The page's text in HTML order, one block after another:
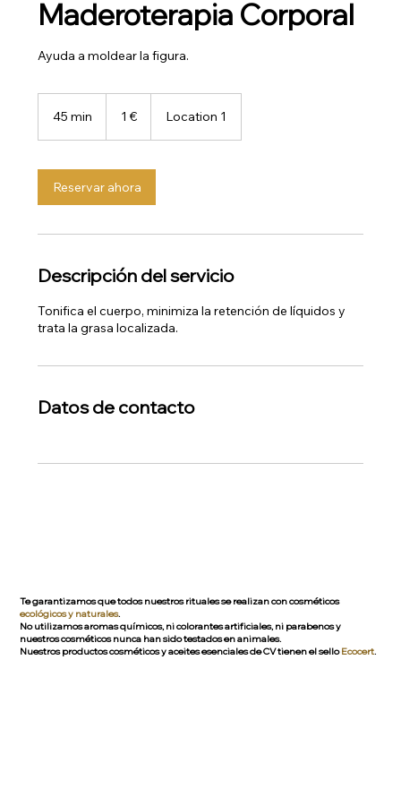
Te garantizamos que todos nuestros rituales se realizan con cosméticos
ecológicos y naturales.
No utilizamos aromas químicos, ni colorantes artificiales, ni parabenos y
nuestros cosméticos nunca han sido testados en animales.
Nuestros productos cosméticos y aceites esenciales de CV tienen el selloEcocert.
Maderoterapia Corporal
Ayuda a moldear la figura.
45 min
m
i
n
1 € Location 1
Reservar ahora
Descripción del servicio
Tonifica el cuerpo, minimiza la retención de líquidos y
trata la grasa localizada.
Datos de contacto